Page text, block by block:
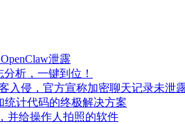
泄露
析，一键到位！
入侵，官方宣称加密聊天记录未泄
统计代码的终极解决方案
并给操作人拍照的软件